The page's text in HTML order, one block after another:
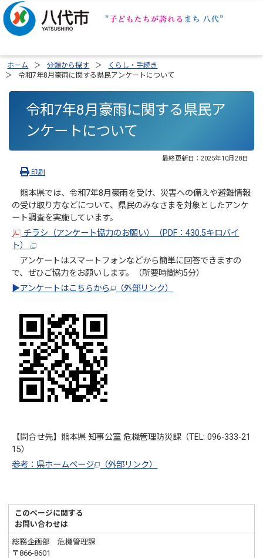
ホーム 分類から探す
くらし・手続き
令和7年8月豪雨に関する県民アンケートについて
令和7年8月豪雨に関する県民ア
ンケートについて
最終更新日： 2025年10月28日
印刷
熊本県では、令和7年8月豪雨を受け、災害への備えや避難情報
の受け取り方などについて、県民のみなさまを対象としたアンケ
ート調査を実施しています。
チラシ（アンケート協力のお願い）（PDF：430.5キロバイ
ト）
アンケートはスマートフォンなどから簡単に回答できますの
で、ぜひご協力をお願いします。（所要時間約5分）
▶アンケートはこちらから
（外部リンク）
【問合せ先】熊本県 知事公室 危機管理防災課（TEL: 096-333-21
15）
参考：県ホームページ
（外部リンク）
このページに関する
お問い合わせは
総務企画部 危機管理課
〒866-8601